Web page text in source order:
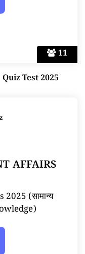
11
Test 2025
AFFAIRS
(सामान्य